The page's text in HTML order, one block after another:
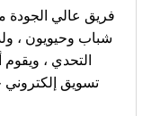
شباب وحيويون ،
التحدي ،
تسويق إلكتروني